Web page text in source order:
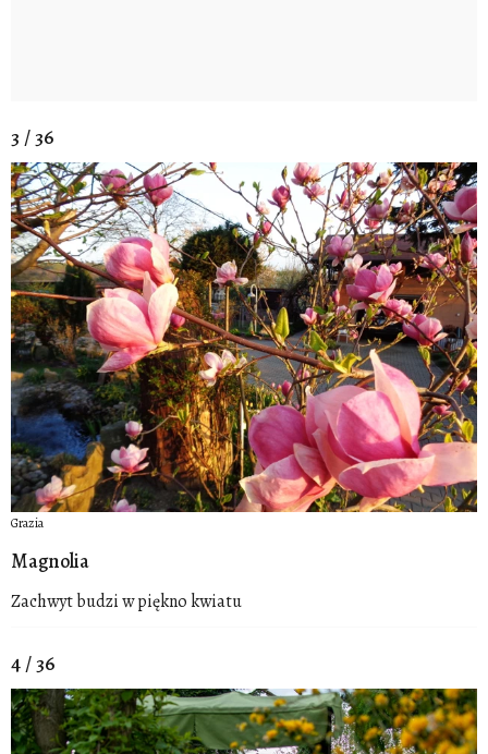
3 / 36
Grazia
Magnolia
Zachwyt budzi w piękno kwiatu
4 / 36